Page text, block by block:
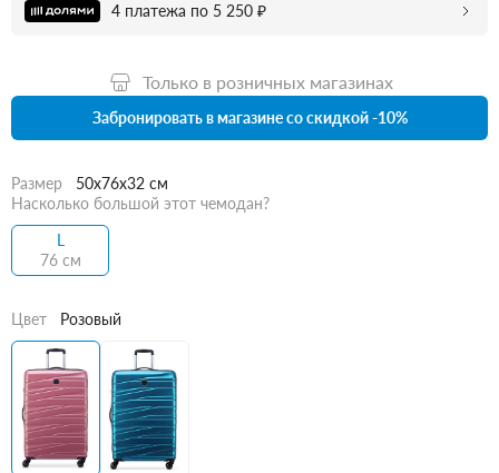
4 платежа по 5 250 ₽
Только в розничных магазинах
Забронировать в магазине со скидкой -10%
Размер
50x76x32 см
Насколько большой этот чемодан?
L
76 см
Цвет Розовый